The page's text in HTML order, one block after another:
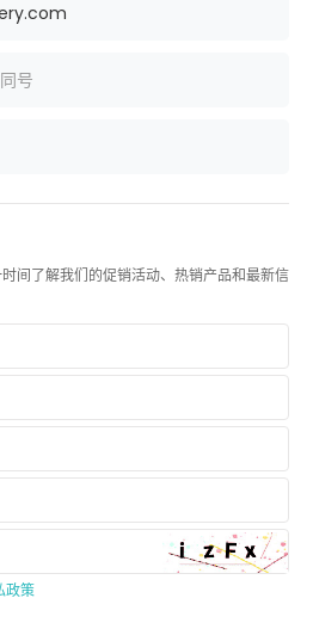
号
间了解我们的促销活动、热销产品和最新信
政策